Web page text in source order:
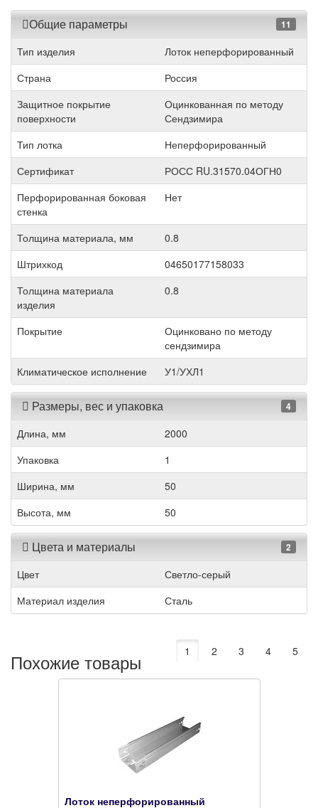
Общие параметры 11
Тип изделия
Лоток неперфорированный
Страна
Россия
Защитное покрытие
поверхности
Оцинкованная по методу
Сендзимира
Тип лотка
Неперфорированный
Сертификат
РОСС RU.31570.04ОГН0
Перфорированная боковая
стенка
Нет
Толщина материала, мм
0.8
Штрихкод
04650177158033
Толщина материала
изделия
0.8
Покрытие
Оцинковано по методу
сендзимира
Климатическое исполнение
У1/УХЛ1
Размеры, вес и упаковка 4
Длина, мм
2000
Упаковка
1
Ширина, мм
50
Высота, мм
50
Цвета и материалы 2
Цвет
Светло-серый
Материал изделия
Сталь
Похожие товары 1 2 3 4 5
Лоток неперфорированный